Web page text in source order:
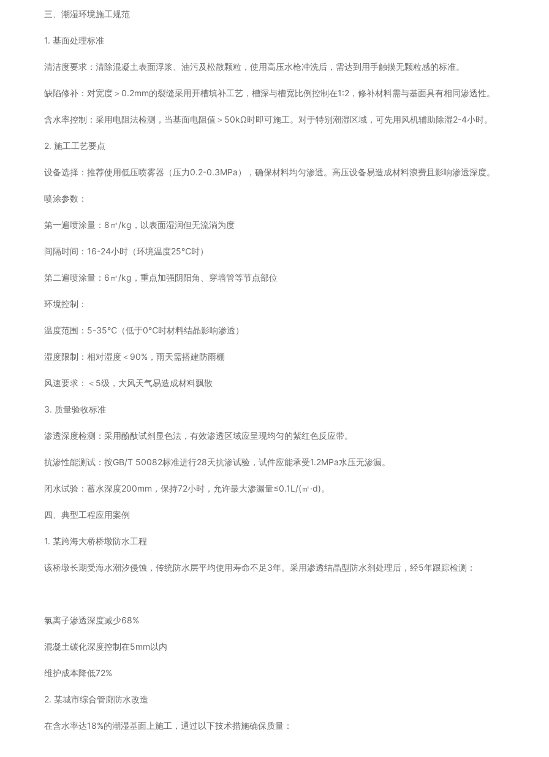
三、潮湿环境施工规范
1. 基面处理标准
清洁度要求：清除混凝土表面浮浆、油污及松散颗粒，使用高压水枪冲洗后，需达到用手触摸无颗粒感的标准。
缺陷修补：对宽度＞0.2mm的裂缝采用开槽填补工艺，槽深与槽宽比例控制在1:2，修补材料需与基面具有相同渗透性。
含水率控制：采用电阻法检测，当基面电阻值＞50kΩ时即可施工。对于特别潮湿区域，可先用风机辅助除湿2-4小时。
2. 施工工艺要点
设备选择：推荐使用低压喷雾器（压力0.2-0.3MPa），确保材料均匀渗透。高压设备易造成材料浪费且影响渗透深度。
喷涂参数：
第一遍喷涂量：8㎡/kg，以表面湿润但无流淌为度
间隔时间：16-24小时（环境温度25℃时）
第二遍喷涂量：6㎡/kg，重点加强阴阳角、穿墙管等节点部位
环境控制：
温度范围：5-35℃（低于0℃时材料结晶影响渗透）
湿度限制：相对湿度＜90%，雨天需搭建防雨棚
风速要求：＜5级，大风天气易造成材料飘散
3. 质量验收标准
渗透深度检测：采用酚酞试剂显色法，有效渗透区域应呈现均匀的紫红色反应带。
抗渗性能测试：按GB/T 50082标准进行28天抗渗试验，试件应能承受1.2MPa水压无渗漏。
闭水试验：蓄水深度200mm，保持72小时，允许最大渗漏量≤0.1L/(㎡·d)。
四、典型工程应用案例
1. 某跨海大桥桥墩防水工程
该桥墩长期受海水潮汐侵蚀，传统防水层平均使用寿命不足3年。采用渗透结晶型防水剂处理后，经5年跟踪检测：
氯离子渗透深度减少68%
混凝土碳化深度控制在5mm以内
维护成本降低72%
2. 某城市综合管廊防水改造
在含水率达18%的潮湿基面上施工，通过以下技术措施确保质量：